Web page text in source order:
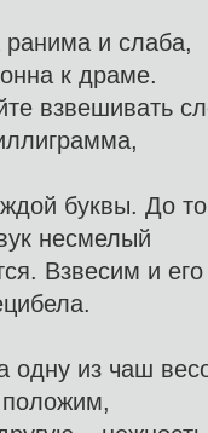
и слаба,
к драме.
взвешивать
буквы. До
несмелый
Взвесим и его
одну из чаш